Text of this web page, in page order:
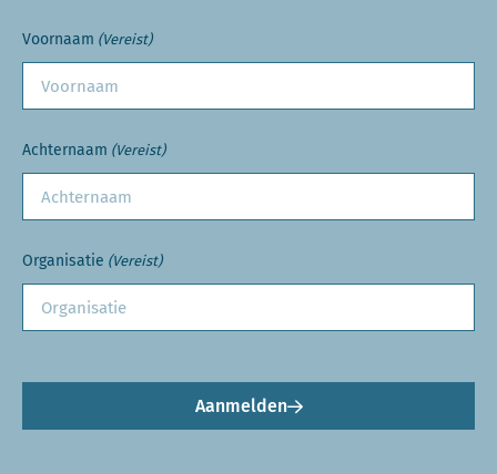
Voornaam (Vereist)
Achternaam (Vereist)
Organisatie (Vereist)
Aanmelden